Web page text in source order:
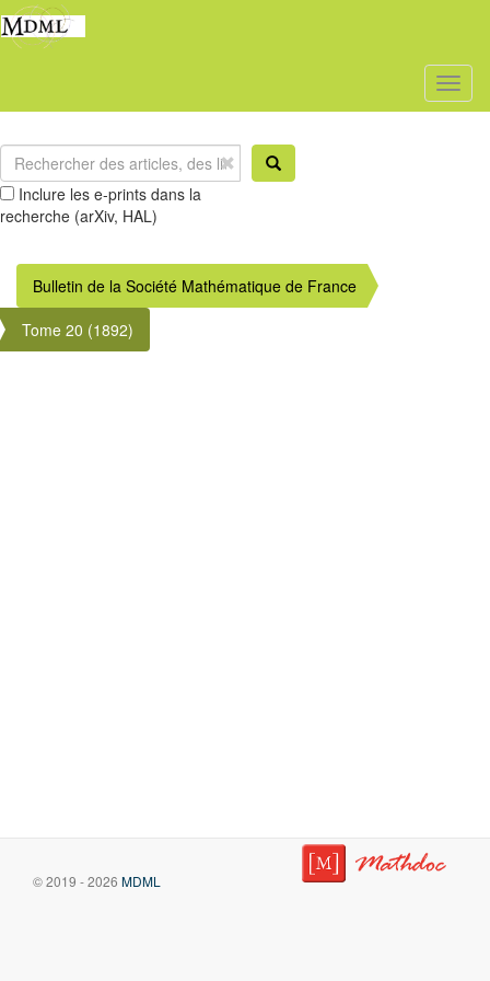
Inclure les e-prints dans la
recherche (arXiv, HAL)
Bulletin de la Société Mathématique de France
Tome 20 (1892)
© 2019 - 2026 MDML